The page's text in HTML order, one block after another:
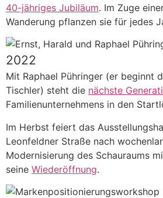
40-jähriges Jubiläum. Im Zuge
Wanderung pflanzen sie für jedes
2022
Mit Raphael Pühringer (er beginnt
Tischler) steht die nächste
Familienunternehmens in den
Im Herbst feiert das
Leonfeldner Straße nach
Modernisierung des Schauraums
seine Wiederöffnung.